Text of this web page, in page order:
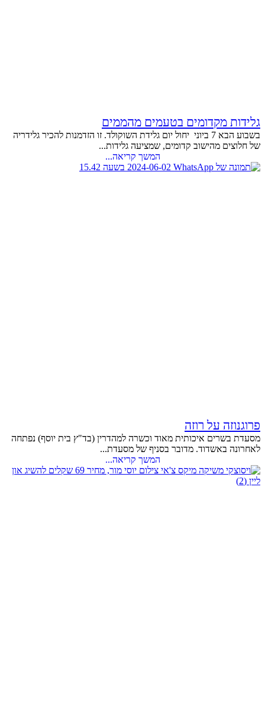
גלידות מקדומים בטעמים מהממים
בשבוע הבא 7 ביוני יחול יום גלידת השוקולד. זו הזדמנות להכיר גלידריה
של חלוצים מהישוב קדומים, שמציעה גלידות...
המשך קריאה...
פרוגנוזה על רוזה
מסעדת בשרים איכותית מאוד וכשרה למהדרין (בד"ץ בית יוסף) נפתחה
לאחרונה באשדוד. מדובר בסניף של מסעדת...
המשך קריאה...